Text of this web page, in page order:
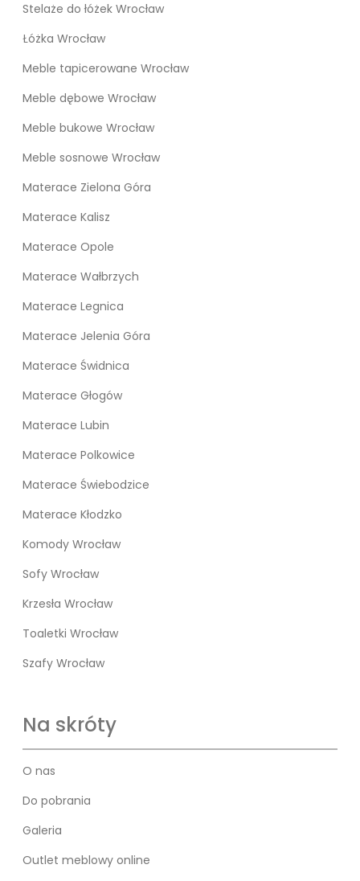
Stelaże do łóżek Wrocław
Łóżka Wrocław
Meble tapicerowane Wrocław
Meble dębowe Wrocław
Meble bukowe Wrocław
Meble sosnowe Wrocław
Materace Zielona Góra
Materace Kalisz
Materace Opole
Materace Wałbrzych
Materace Legnica
Materace Jelenia Góra
Materace Świdnica
Materace Głogów
Materace Lubin
Materace Polkowice
Materace Świebodzice
Materace Kłodzko
Komody Wrocław
Sofy Wrocław
Krzesła Wrocław
Toaletki Wrocław
Szafy Wrocław
Na skróty
O nas
Do pobrania
Galeria
Outlet meblowy online